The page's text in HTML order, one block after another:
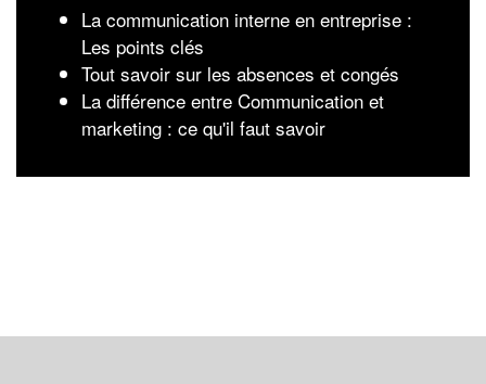
La communication interne en entreprise :
Les points clés
Tout savoir sur les absences et congés
La différence entre Communication et
marketing : ce qu'il faut savoir